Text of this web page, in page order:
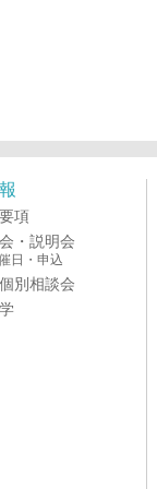
項
・説明会
日・申込
別相談会